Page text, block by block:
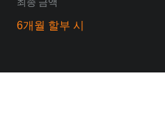
최종 금액
6개월 할부 시